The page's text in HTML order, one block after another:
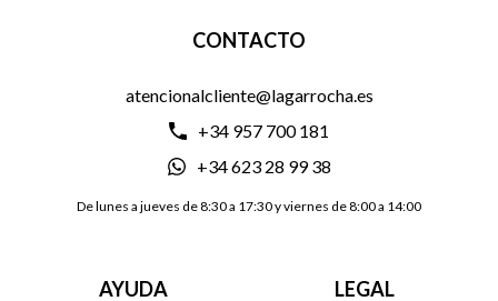
CONTACTO
atencionalcliente@lagarrocha.es
+34 957 700 181
+34 623 28 99 38
De lunes a jueves de 8:30 a 17:30 y viernes de 8:00 a 14:00
AYUDA LEGAL